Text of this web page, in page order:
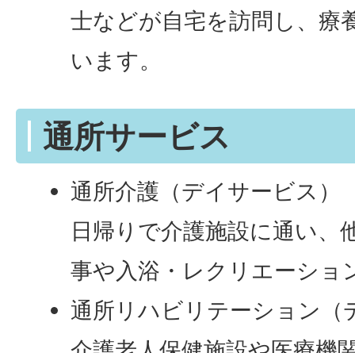
士などが自宅を訪問し、療
います。
通所サービス
通所介護（デイサービス）
日帰りで介護施設に通い、
事や入浴・レクリエーショ
通所リハビリテーション（